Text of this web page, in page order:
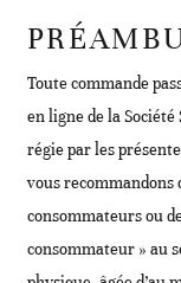
Toute commande
en ligne de la
régie par les
vous
consommateurs ou
consommateur » au